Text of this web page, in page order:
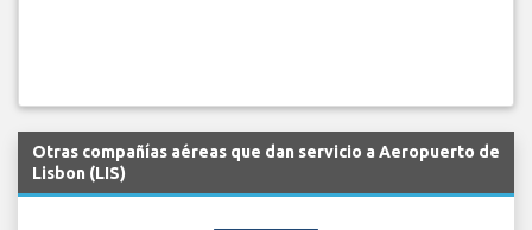
Otras compañías aéreas que dan servicio a Aeropuerto de
Lisbon (LIS)